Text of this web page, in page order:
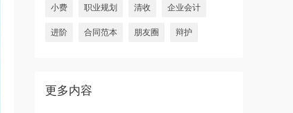
小费 职业规划 清收 企业会计
进阶 合同范本 朋友圈 辩护
更多内容